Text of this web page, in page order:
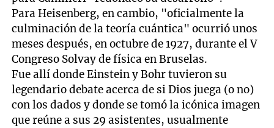
Para Heisenberg, en cambio, "oficialmente la
culminación de la teoría cuántica" ocurrió unos
meses después, en octubre de 1927, durante el V
Congreso Solvay de física en Bruselas.
Fue allí donde Einstein y Bohr tuvieron su
legendario debate acerca de si Dios juega (o no)
con los dados y donde se tomó la icónica imagen
que reúne a sus 29 asistentes, usualmente